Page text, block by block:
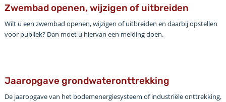
Zwembad openen, wijzigen of uitbreiden
Wilt u een zwembad openen, wijzigen of uitbreiden en daarbij opstellen
voor publiek? Dan moet u hiervan een melding doen.
Jaaropgave grondwateronttrekking
De jaaropgave van het bodemenergiesysteem of industriële onttrekking,